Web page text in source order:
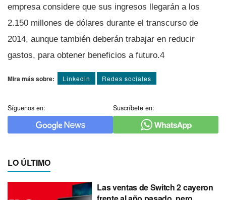
empresa considere que sus ingresos llegarán a los
2.150 millones de dólares durante el transcurso de
2014, aunque también deberán trabajar en reducir
gastos, para obtener beneficios a futuro.4
Mira más sobre: Linkedin Redes sociales
Síguenos en: Suscríbete en:
LO ÚLTIMO
Las ventas de Switch 2 cayeron